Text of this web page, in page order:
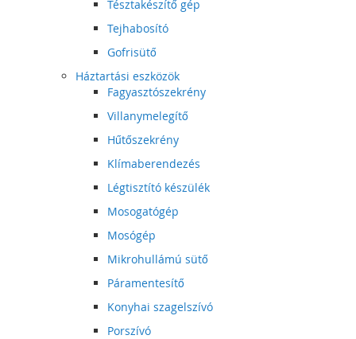
Tésztakészítő gép
Tejhabosító
Gofrisütő
Háztartási eszközök
Fagyasztószekrény
Villanymelegítő
Hűtőszekrény
Klímaberendezés
Légtisztító készülék
Mosogatógép
Mosógép
Mikrohullámú sütő
Páramentesítő
Konyhai szagelszívó
Porszívó